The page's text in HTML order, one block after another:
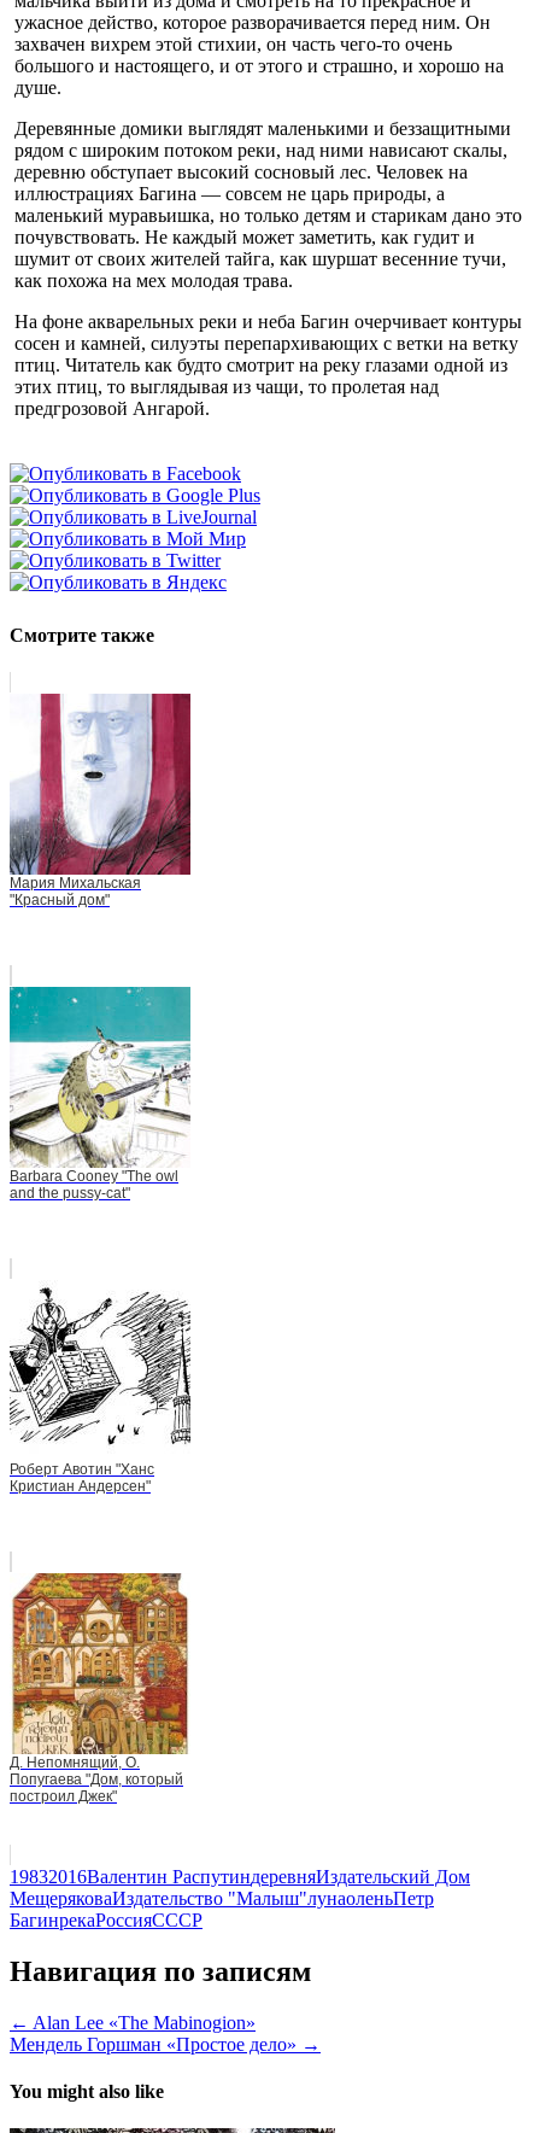
ужасное действо, которое разворачивается перед ним. Он
захвачен вихрем этой стихии, он часть чего-то очень
большого и настоящего, и от этого и страшно, и хорошо на
душе.
Деревянные домики выглядят маленькими и беззащитными
рядом с широким потоком реки, над ними нависают скалы,
деревню обступает высокий сосновый лес. Человек на
иллюстрациях Багина — совсем не царь природы, а
маленький муравьишка, но только детям и старикам дано это
почувствовать. Не каждый может заметить, как гудит и
шумит от своих жителей тайга, как шуршат весенние тучи,
как похожа на мех молодая трава.
На фоне акварельных реки и неба Багин очерчивает контуры
сосен и камней, силуэты перепархивающих с ветки на ветку
птиц. Читатель как будто смотрит на реку глазами одной из
этих птиц, то выглядывая из чащи, то пролетая над
предгрозовой Ангарой.
Смотрите также
Мария Михальская
"Красный дом"
Barbara Cooney "The owl
and the pussy-cat"
Роберт Авотин "Ханс
Кристиан Андерсен"
Д. Непомнящий, О.
Попугаева "Дом, который
построил Джек"
19832016Валентин РаспутиндеревняИздательский Дом
МещеряковаИздательство "Малыш"лунаоленьПетр
БагинрекаРоссияСССР
Навигация по записям
← Alan Lee «The Mabinogion»
Мендель Горшман «Простое дело» →
You might also like